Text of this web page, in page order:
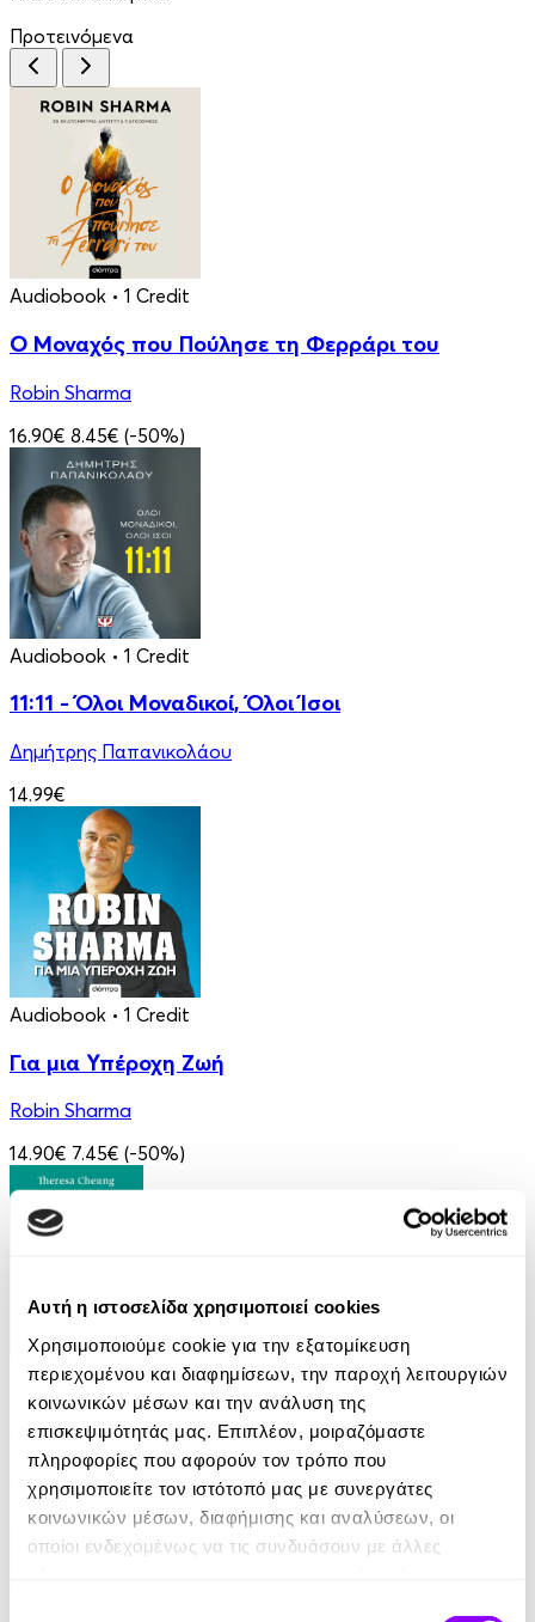
Αυτή η ιστοσελίδα χρησιμοποιεί cookies
Χρησιμοποιούμε cookie για την εξατομίκευση
περιεχομένου και διαφημίσεων, την παροχή λειτουργιών
κοινωνικών μέσων και την ανάλυση της
επισκεψιμότητάς μας. Επιπλέον, μοιραζόμαστε
πληροφορίες που αφορούν τον τρόπο που
χρησιμοποιείτε τον ιστότοπό μας με συνεργάτες
κοινωνικών μέσων, διαφήμισης και αναλύσεων, οι
οποίοι ενδεχομένως να τις συνδυάσουν με άλλες
Προτεινόμενα
Audiobook • 1 Credit
Ο Μοναχός που Πούλησε τη Φερράρι του
Robin Sharma
16.90€ 8.45€ (-50%)
Audiobook • 1 Credit
11:11 - Όλοι Μοναδικοί, Όλοι Ίσοι
Δημήτρης Παπανικολάου
14.99€
Audiobook • 1 Credit
Για μια Υπέροχη Ζωή
Robin Sharma
14.90€ 7.45€ (-50%)
eBook
21 Ευκαιρίες να ξεπεράσεις τον εαυτό σου
Theresa Cheung
8.99€